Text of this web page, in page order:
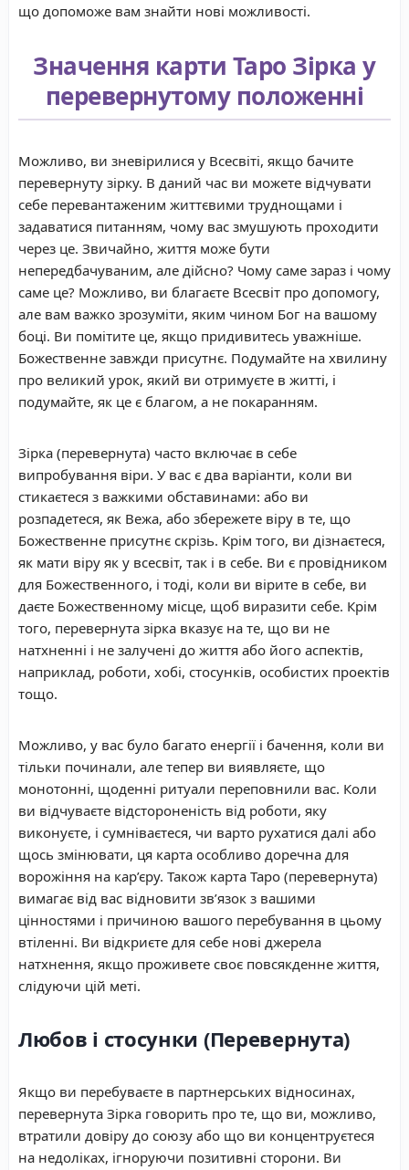
що допоможе вам знайти нові можливості.
Значення карти Таро Зірка у
перевернутому положенні
Можливо, ви зневірилися у Всесвіті, якщо бачите
перевернуту зірку. В даний час ви можете відчувати
себе перевантаженим життєвими труднощами і
задаватися питанням, чому вас змушують проходити
через це. Звичайно, життя може бути
непередбачуваним, але дійсно? Чому саме зараз і чому
саме це? Можливо, ви благаєте Всесвіт про допомогу,
але вам важко зрозуміти, яким чином Бог на вашому
боці. Ви помітите це, якщо придивитесь уважніше.
Божественне завжди присутнє. Подумайте на хвилину
про великий урок, який ви отримуєте в житті, і
подумайте, як це є благом, а не покаранням.
Зірка (перевернута) часто включає в себе
випробування віри. У вас є два варіанти, коли ви
стикаєтеся з важкими обставинами: або ви
розпадетеся, як Вежа, або збережете віру в те, що
Божественне присутнє скрізь. Крім того, ви дізнаєтеся,
як мати віру як у всесвіт, так і в себе. Ви є провідником
для Божественного, і тоді, коли ви вірите в себе, ви
даєте Божественному місце, щоб виразити себе. Крім
того, перевернута зірка вказує на те, що ви не
натхненні і не залучені до життя або його аспектів,
наприклад, роботи, хобі, стосунків, особистих проектів
тощо.
Можливо, у вас було багато енергії і бачення, коли ви
тільки починали, але тепер ви виявляєте, що
монотонні, щоденні ритуали переповнили вас. Коли
ви відчуваєте відстороненість від роботи, яку
виконуєте, і сумніваєтеся, чи варто рухатися далі або
щось змінювати, ця карта особливо доречна для
ворожіння на кар’єру. Також карта Таро (перевернута)
вимагає від вас відновити зв’язок з вашими
цінностями і причиною вашого перебування в цьому
втіленні. Ви відкриєте для себе нові джерела
натхнення, якщо проживете своє повсякденне життя,
слідуючи цій меті.
Любов і стосунки (Перевернута)
Якщо ви перебуваєте в партнерських відносинах,
перевернута Зірка говорить про те, що ви, можливо,
втратили довіру до союзу або що ви концентруєтеся
на недоліках, ігноруючи позитивні сторони. Ви